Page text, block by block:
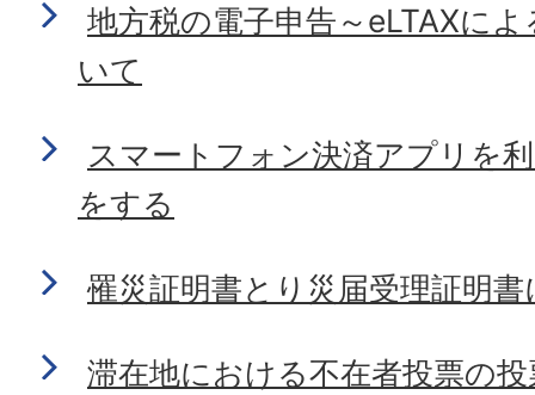
地方税の電子申告～eLTAXに
いて
スマートフォン決済アプリを
をする
罹災証明書とり災届受理証明
滞在地における不在者投票の